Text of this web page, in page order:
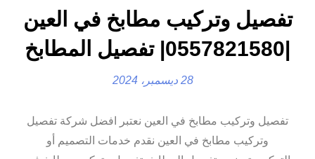
تفصيل وتركيب مطابخ في العين
|0557821580| تفصيل المطابخ
28 ديسمبر، 2024
تفصيل وتركيب مطابخ في العين نعتبر افضل شركة تفصيل
وتركيب مطابخ في العين نقدم خدمات التصميم أو